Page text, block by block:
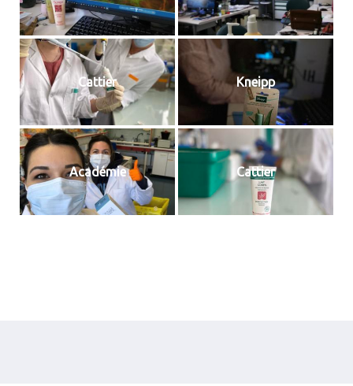
Cattier Kneipp
Académie Cattier